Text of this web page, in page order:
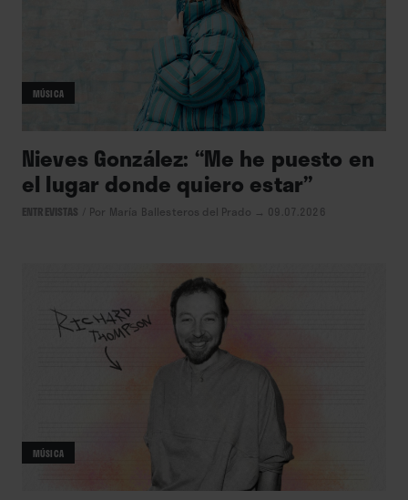
MÚSICA
Nieves González: “Me he puesto en
el lugar donde quiero estar”
ENTREVISTAS Por María Ballesteros del Prado → 09.07.2026
MÚSICA